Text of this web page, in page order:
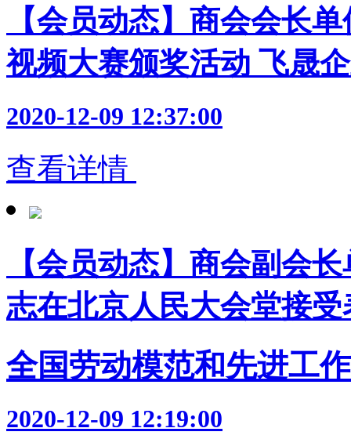
【会员动态】商会会长
视频大赛颁奖活动 飞晟
2020-12-09 12:37:00
查看详情
【会员动态】商会副会
志在北京人民大会堂接受
全国劳动模范和先进工
2020-12-09 12:19:00